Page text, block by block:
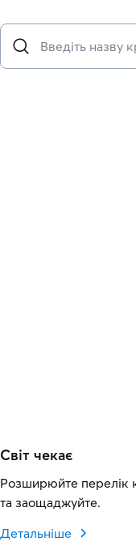
Світ чекає
Розширюйте перелік
та заощаджуйте.
Детальніше